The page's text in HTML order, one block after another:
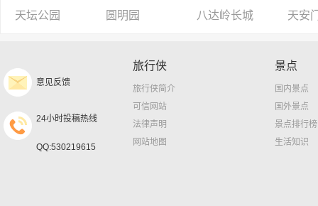
天坛公园 圆明园 八达岭长城 天安
意见反馈
24小时投稿热线
QQ:530219615
旅行侠
旅行侠简介
可信网站
法律声明
网站地图
景点
国内景点
国外景点
景点排行榜
生活知识